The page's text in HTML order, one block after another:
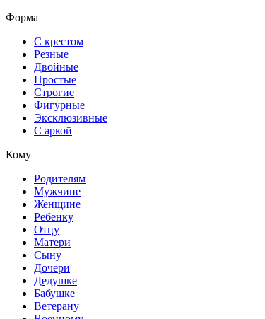
Форма
С крестом
Резные
Двойные
Простые
Строгие
Фигурные
Эксклюзивные
С аркой
Кому
Родителям
Мужчине
Женщине
Ребенку
Отцу
Матери
Сыну
Дочери
Дедушке
Бабушке
Ветерану